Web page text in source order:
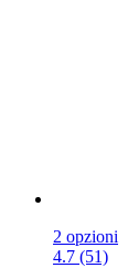
2 opzioni
4.7 (51)